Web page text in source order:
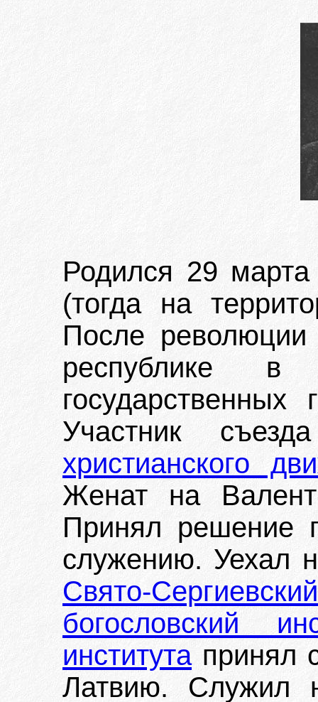
Родился 29
(тогда на
После революции
республике
Участник
христианского
Женат на
Принял решение
служению. Уехал
Свято-
богословский
институтапринял
Латвию. Служил